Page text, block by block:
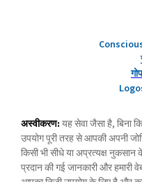
Conscious
अस्वीकरण: यह सेवा जैसा है, बिना
उपयोग पूरी तरह से आपकी अपनी
किसी भी सीधे या अप्रत्यक्ष नुकसान के
प्रदान की गई जानकारी और हमारी